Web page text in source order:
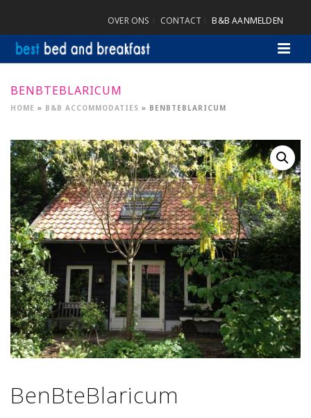
OVER ONS CONTACT B&B AANMELDEN
BENBTEBLARICUM
HOME » B&B ACCOMMODATIES » BENBTEBLARICUM
BenBteBlaricum